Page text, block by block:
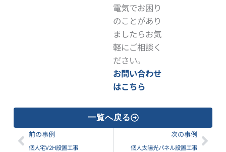
電気でお困り
のことがあり
ましたらお気
軽にご相談く
ださい。
お問い合わせ
はこちら
一覧へ戻る
Prev
前の事例
個人宅V2H設置工事
次の事例
個人太陽光パネル設置工事